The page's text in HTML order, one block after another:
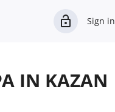
Sign in
IN KAZAN